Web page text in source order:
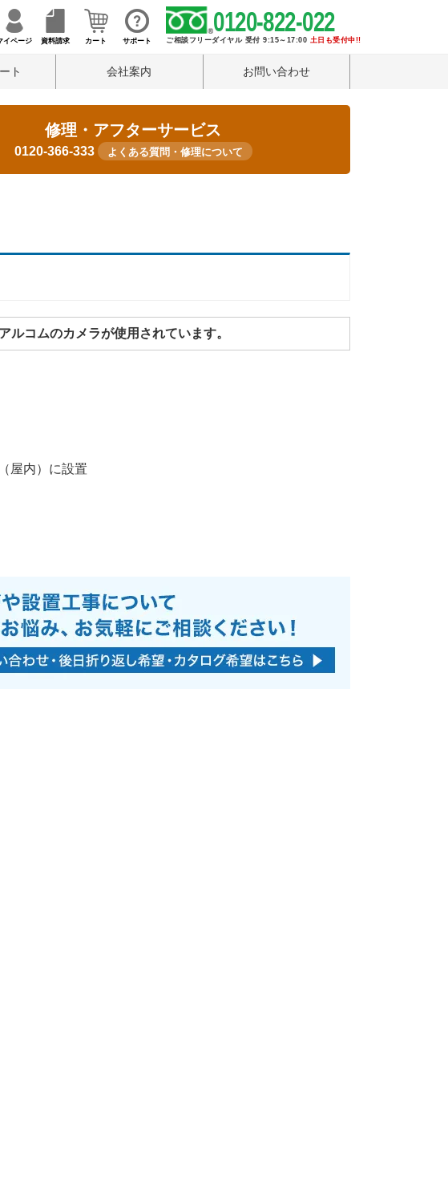
イページ 資料請求 カート サポート
0120-822-022
ご相談フリーダイヤル 受付 9:15～17:00 土日も受付中!!
ト 会社案内 お問い合わせ
修理・アフターサービス
0120-366-333 よくある質問・修理について
ルコムのカメラが使用されています。
屋内）に設置